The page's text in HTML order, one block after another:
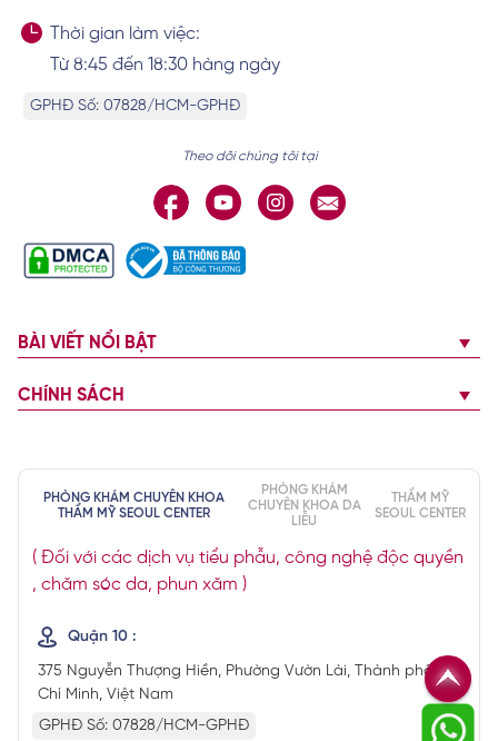
Thời gian làm việc:
Từ 8:45 đến 18:30 hàng ngày
GPHĐ Số: 07828/HCM-GPHĐ
Theo dõi chúng tôi tại
BÀI VIẾT NỔI BẬT
CHÍNH SÁCH
PHÒNG KHÁM CHUYÊN KHOA
THẨM MỸ SEOUL CENTER
PHÒNG KHÁM
CHUYÊN KHOA DA
LIỄU
THẨM MỸ
SEOUL CENTER
( Đối với các dịch vụ tiểu phẫu, công nghệ độc quyền
, chăm sóc da, phun xăm )
Quận 10 :
375 Nguyễn Thượng Hiền, Phường Vườn Lài, Thành phố Hồ
Chí Minh, Việt Nam
GPHĐ Số: 07828/HCM-GPHĐ